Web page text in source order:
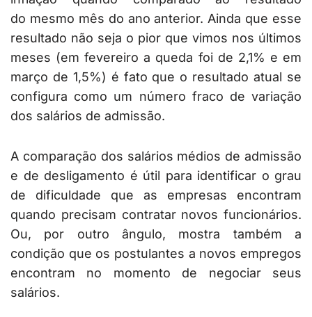
do mesmo mês do ano anterior. Ainda que esse
resultado não seja o pior que vimos nos últimos
meses (em fevereiro a queda foi de 2,1% e em
março de 1,5%) é fato que o resultado atual se
configura como um número fraco de variação
dos salários de admissão.
A comparação dos salários médios de admissão
e de desligamento é útil para identificar o grau
de dificuldade que as empresas encontram
quando precisam contratar novos funcionários.
Ou, por outro ângulo, mostra também a
condição que os postulantes a novos empregos
encontram no momento de negociar seus
salários.